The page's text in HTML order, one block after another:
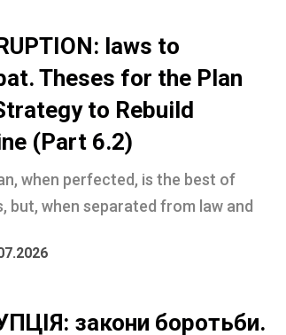
...
laws to
Theses for the Plan
to Rebuild
(Part 6.2)
when perfected, is the best of
but, when separated from law and
BC) The nature of corruption and
закони боротьби.